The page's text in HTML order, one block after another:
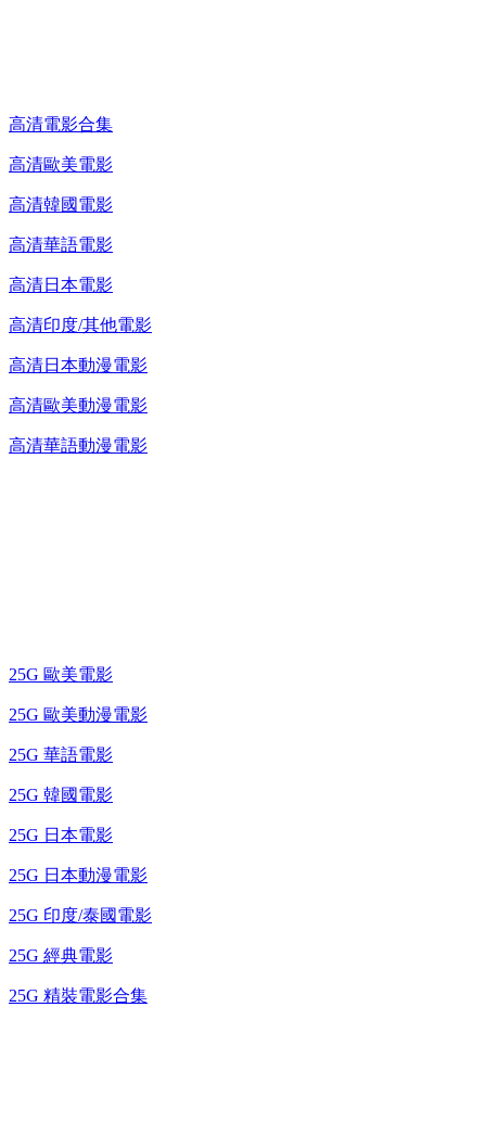
高清電影合集
高清歐美電影
高清韓國電影
高清華語電影
高清日本電影
高清印度/其他電影
高清日本動漫電影
高清歐美動漫電影
高清華語動漫電影
25G 歐美電影
25G 歐美動漫電影
25G 華語電影
25G 韓國電影
25G 日本電影
25G 日本動漫電影
25G 印度/泰國電影
25G 經典電影
25G 精裝電影合集